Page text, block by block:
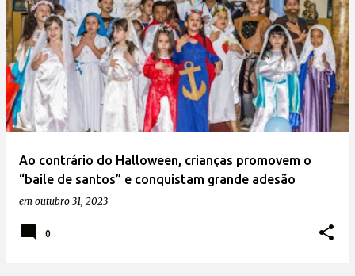
P
o
s
t
a
g
Ao contrário do Halloween, crianças promovem o
“baile de santos” e conquistam grande adesão
em outubro 31, 2023
0